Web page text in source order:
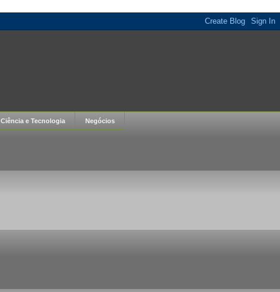
Ciência e Tecnologia Negócios